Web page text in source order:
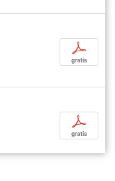
p
gratis
p
gratis